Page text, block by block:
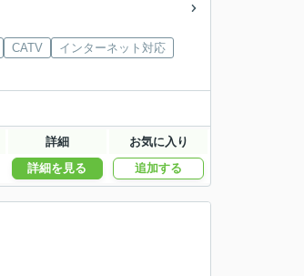
CATV
インターネット対応
詳細 お気に入り
詳細を見る 追加する